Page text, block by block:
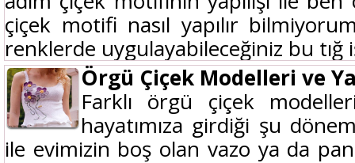
çiçek motifi nasıl yapılır
renklerde uygulayabileceğiniz bu tığ
Örgü Çiçek Modelleri ve
Farklı örgü çiçek
hayatımıza girdiği şu
ile evimizin boş olan vazo ya da